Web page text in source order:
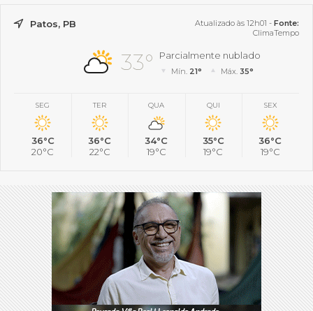
Patos, PB Atualizado às 12h01 - Fonte:
ClimaTempo
33° Parcialmente nublado
Mín. 21° Máx. 35°
SEG
36°C
20°C
TER
36°C
22°C
QUA
34°C
19°C
QUI
35°C
19°C
SEX
36°C
19°C